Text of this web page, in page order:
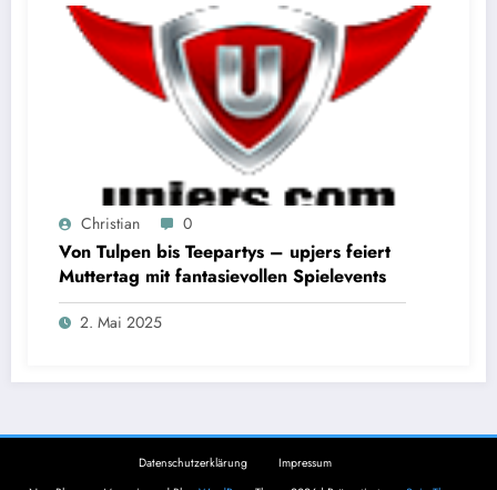
Christian 0
Von Tulpen bis Teepartys – upjers feiert
Muttertag mit fantasievollen Spielevents
2. Mai 2025
Datenschutzerklärung
Impressum